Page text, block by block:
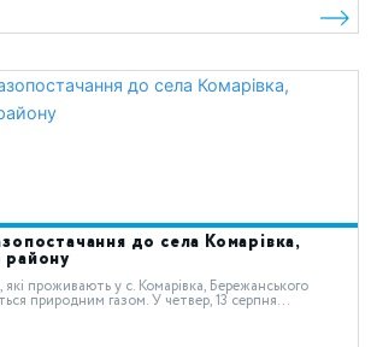
до села Комарівка,
району
проживають у с. Комарівка, Бережанського
природним газом. У четвер, 13 серпня...